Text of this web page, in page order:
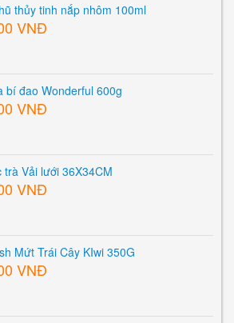
thủy tinh nắp nhôm 100ml
VNĐ
bí đao Wonderful 600g
VNĐ
trà Vải lưới 36X34CM
VNĐ
Mứt Trái Cây KIwi 350G
VNĐ